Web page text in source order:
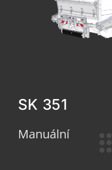
SK 351
Manuální